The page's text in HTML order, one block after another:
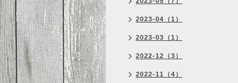
2023-04（1）
2023-03（1）
2022-12（3）
2022-11（4）